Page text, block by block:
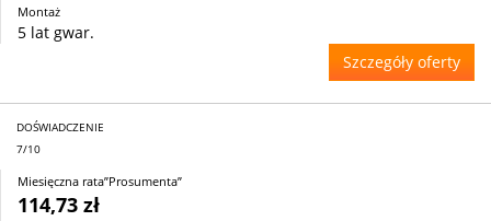
Montaż
5 lat gwar.
Szczegóły oferty
DOŚWIADCZENIE
7/10
Miesięczna rata”Prosumenta”
114,73 zł